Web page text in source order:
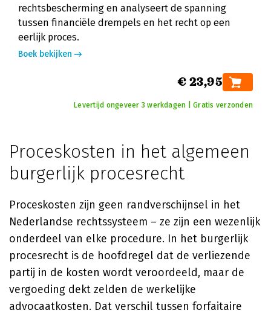
rechtsbescherming en analyseert de spanning
tussen financiële drempels en het recht op een
eerlijk proces.
Boek bekijken
€ 23,95
Levertijd ongeveer 3 werkdagen | Gratis verzonden
Proceskosten in het algemeen
burgerlijk procesrecht
Proceskosten zijn geen randverschijnsel in het
Nederlandse rechtssysteem – ze zijn een wezenlijk
onderdeel van elke procedure. In het burgerlijk
procesrecht is de hoofdregel dat de verliezende
partij in de kosten wordt veroordeeld, maar de
vergoeding dekt zelden de werkelijke
advocaatkosten. Dat verschil tussen forfaitaire